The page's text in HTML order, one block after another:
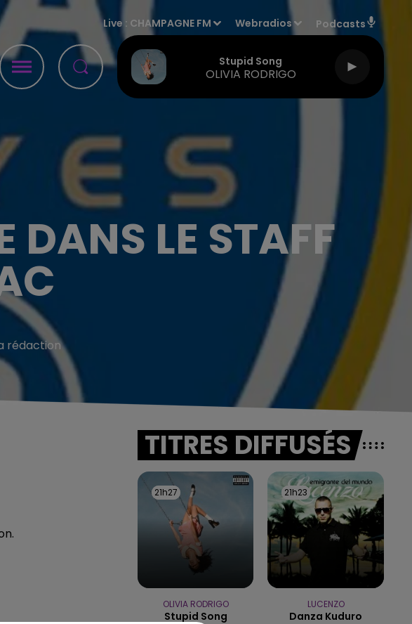
Live : CHAMPAGNE FM Webradios Podcasts
Stupid Song
OLIVIA RODRIGO
DANS LE STAFF
rédaction
TITRES DIFFUSÉS
21h27
21h27
OLIVIA RODRIGO
Stupid Song
21h23
21h23
LUCENZO
Danza Kuduro